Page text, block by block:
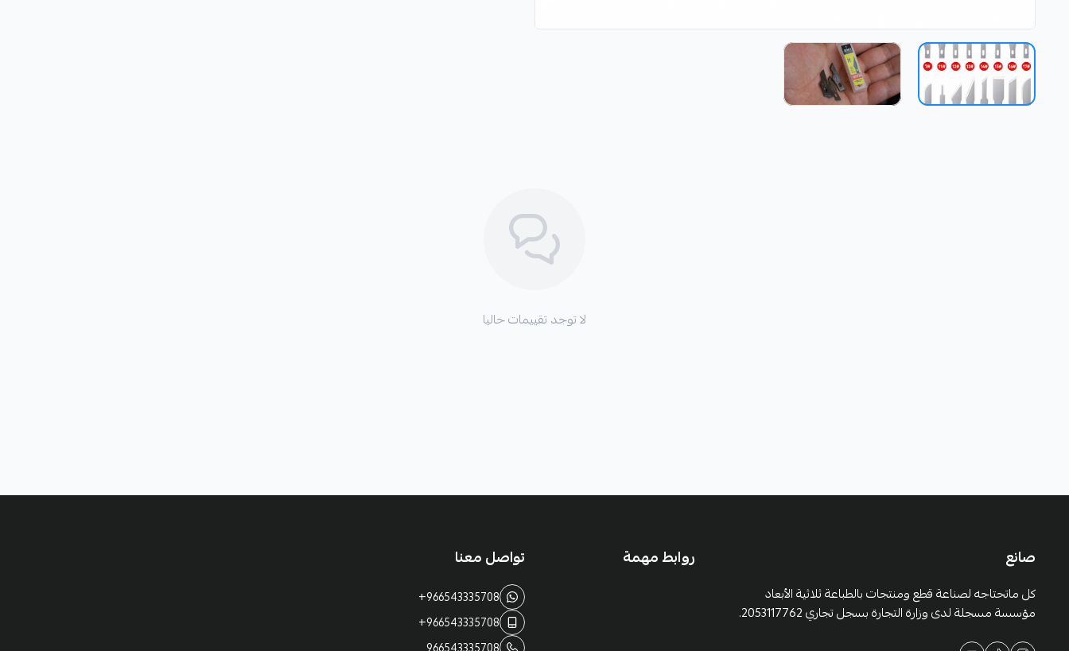
لا توجد تقييمات حاليا
صانع
كل ماتحتاجه لصناعة قطع ومنتجات بالطباعة ثلاثية الأبعاد
مؤسسة مسجلة لدى وزارة التجارة بسجل تجاري 2053117762.
روابط مهمة تواصل معنا
+966543335708
+966543335708